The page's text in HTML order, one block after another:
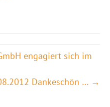
engagiert sich im
Dankeschön … →